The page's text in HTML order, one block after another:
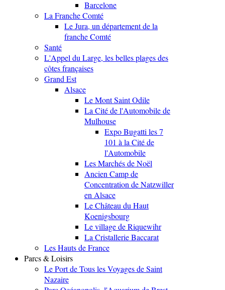
Barcelone
La Franche Comté
Le Jura, un département de la
franche Comté
Santé
L'Appel du Large, les belles plages des
côtes françaises
Grand Est
Alsace
Le Mont Saint Odile
La Cité de l'Automobile de
Mulhouse
Expo Bugatti les 7
101 à la Cité de
l'Automobile
Les Marchés de Noël
Ancien Camp de
Concentration de Natzwiller
en Alsace
Le Château du Haut
Koenigsbourg
Le village de Riquewihr
La Cristallerie Baccarat
Les Hauts de France
Parcs & Loisirs
Le Port de Tous les Voyages de Saint
Nazaire